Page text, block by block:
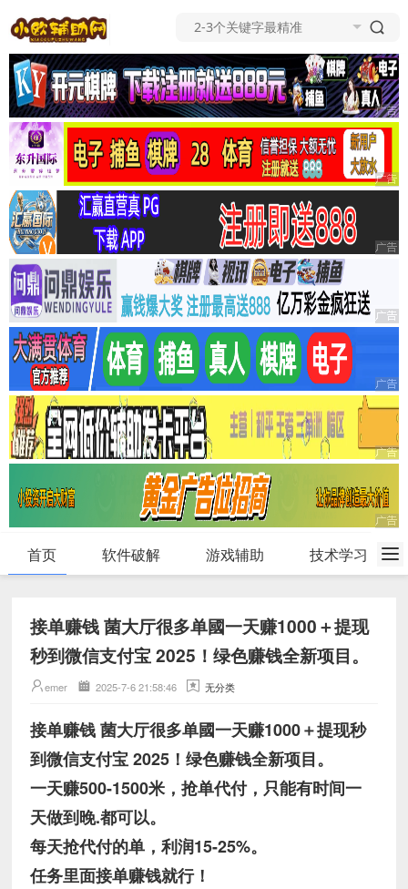
首页 软件破解 游戏辅助 技术学习
接单赚钱 菌大厅很多单國一天赚1000＋提现
秒到微信支付宝 2025！绿色赚钱全新项目。
emer 2025-7-6 21:58:46 无分类
接单赚钱 菌大厅很多单國一天赚1000＋提现秒
到微信支付宝 2025！绿色赚钱全新项目。
一天赚500-1500米，抢单代付，只能有时间一
天做到晚.都可以。
每天抢代付的单，利润15-25%。
任务里面接单赚钱就行！